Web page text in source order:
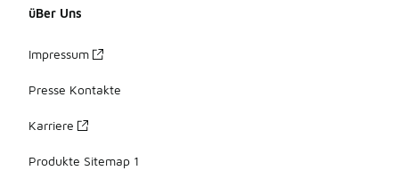
üBer Uns
Impressum
Presse Kontakte
Karriere
Produkte Sitemap 1